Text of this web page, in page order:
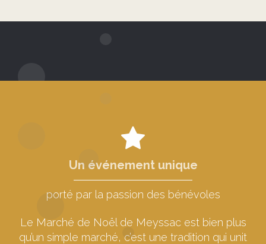
Un événement unique
porté par la passion des bénévoles
Le Marché de Noël de Meyssac est bien plus
qu’un simple marché, c’est une tradition qui unit